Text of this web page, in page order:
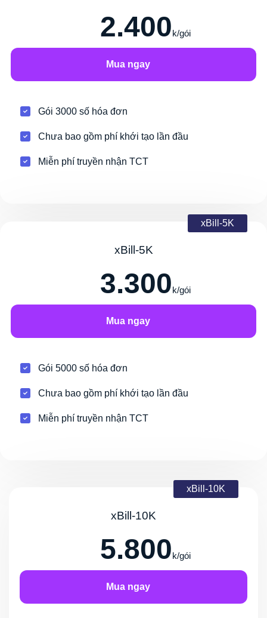
2.400k/gói
Mua ngay
Gói 3000 số hóa đơn
Chưa bao gồm phí khới tạo lần đầu
Miễn phí truyền nhận TCT
xBill-5K
xBill-5K
3.300k/gói
Mua ngay
Gói 5000 số hóa đơn
Chưa bao gồm phí khới tạo lần đầu
Miễn phí truyền nhận TCT
xBill-10K
xBill-10K
5.800k/gói
Mua ngay